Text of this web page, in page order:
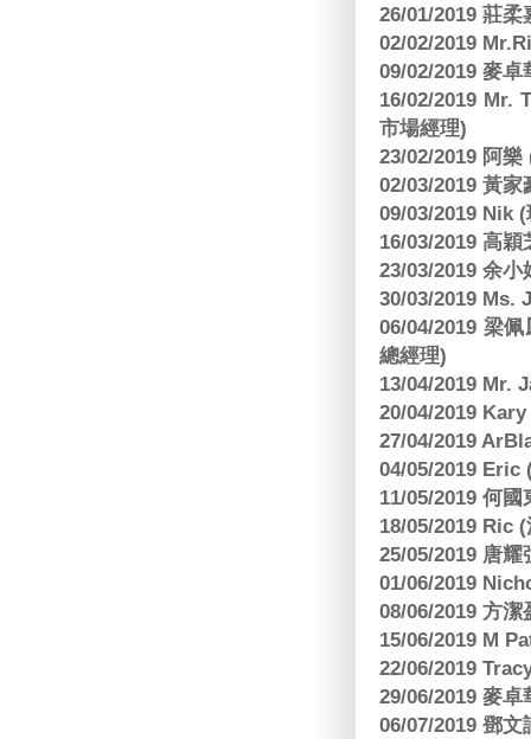
26/01/2019 莊
02/02/2019
09/02/2019 麥
16/02/2019 Mr.
市場經理)
23/02/2019 阿
02/03/2019 黃
09/03/2019 Nik
16/03/2019 高
23/03/2019 余
30/03/2019 Ms.
06/04/2019 梁
總經理)
13/04/2019 Mr.
20/04/2019
27/04/2019
04/05/2019 Eric
11/05/2019 何
18/05/2019 Ric
25/05/2019 唐
01/06/2019
08/06/2019 方
15/06/2019 M
22/06/2019
29/06/2019 麥
06/07/2019 鄧